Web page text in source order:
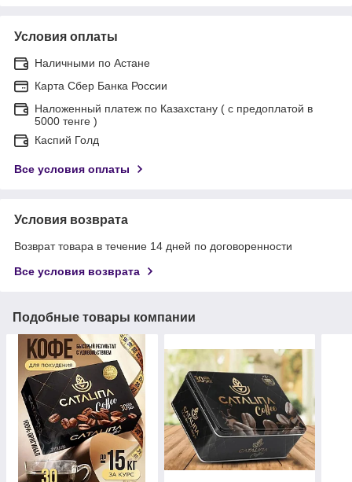
Условия оплаты
Наличными по Астане
Карта Сбер Банка России
Наложенный платеж по Казахстану ( с предоплатой в
5000 тенге )
Каспий Голд
Все условия оплаты
Условия возврата
Возврат товара в течение 14 дней по договоренности
Все условия возврата
Подобные товары компании